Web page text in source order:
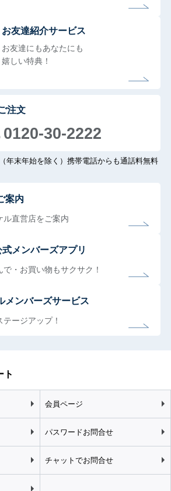
お友達紹介サービス
お友達にもあなたにも
嬉しい特典！
注文
0120-30-2222
年末年始を除く）携帯電話からも通話料無料
案内
ル直営店をご案内
メンバーズアプリ
・お買い物もサクサク！
メンバーズサービス
ージアップ！
ト
会員ページ
パスワードお問合せ
チャットでお問合せ